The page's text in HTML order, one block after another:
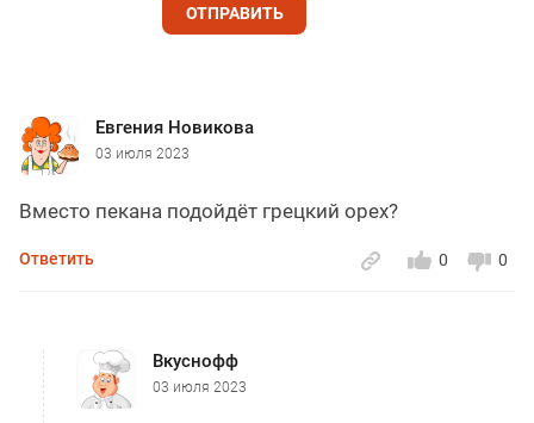
ОТПРАВИТЬ
Евгения Новикова
03 июля 2023
Вместо пекана подойдёт грецкий орех?
0
0
Ответить
Вкуснофф
03 июля 2023